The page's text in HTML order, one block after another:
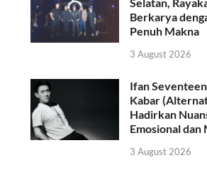
Berkarya
Penuh Makna
3 August 2026
Ifan Seventeen
Kabar
Hadirkan
Emosional dan
3 August 2026